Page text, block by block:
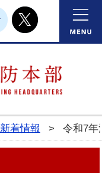
Twitter
新着情報 > 令和7年